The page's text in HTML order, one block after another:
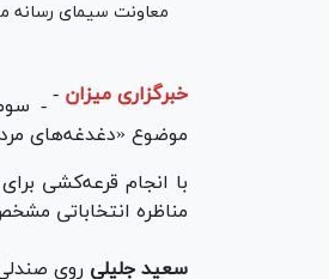
معاونت سیمای رسانه
خبرگزاری میزان -
-
موضوع «دغدغه‌های
با انجام قرعه‌کشی
مناظره انتخاباتی
سعید جلیلی روی